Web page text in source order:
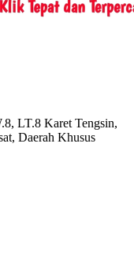
LT.8 Karet Tengsin,
Daerah Khusus